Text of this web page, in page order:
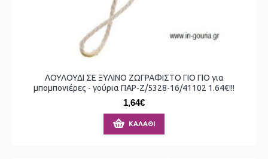
ΛΟΥΛΟΥΔΙ ΣΕ ΞΥΛΙΝΟ ΖΩΓΡΑΦΙΣΤΟ ΓΙΟ ΓΙΟ για
μπομπονιέρες - γούρια ΠΑΡ-Ζ/5328-16/41102 1.64€!!!
1,64€
ΚΑΛΆΘΙ